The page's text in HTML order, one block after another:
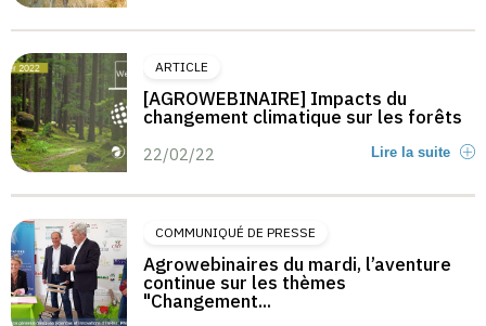
ARTICLE
[AGROWEBINAIRE] Impacts du
changement climatique sur les forêts
22/02/22 Lire la suite
COMMUNIQUÉ DE PRESSE
Agrowebinaires du mardi, l’aventure
continue sur les thèmes
"Changement...